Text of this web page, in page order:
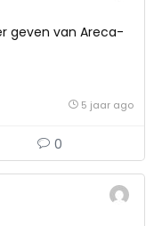
geven van Areca-
5 jaar ago
0